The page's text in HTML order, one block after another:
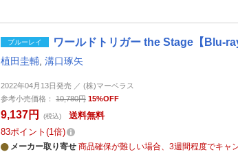
ブルーレイ ワールドトリガー the Stage【Blu-
植田圭輔 溝口琢矢
2022年04月13日発売 ／ (株)マーベラス
参考小売価格：
10,780円 15%OFF
9,137円 (税込)
送料無料
83ポイント 1倍
メーカー取り寄せ 商品確保が難しい場合、3週間程度でキャ